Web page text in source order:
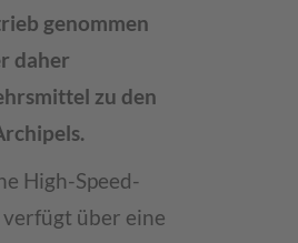
genommen
daher
zu den
High-Speed-
über eine